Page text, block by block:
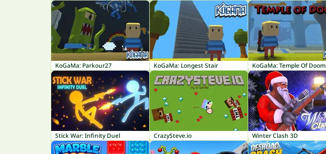
KoGaMa: Parkour27 KoGaMa: Longest Stair KoGaMa: Temple Of Doom
Stick War: Infinity Duel CrazySteve.io Winter Clash 3D